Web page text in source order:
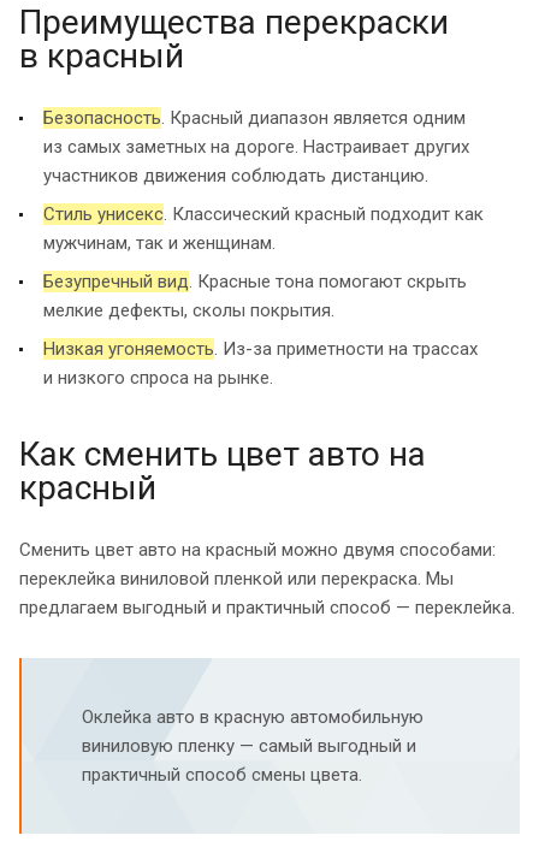
Преимущества перекраски
в красный
Безопасность. Красный диапазон является одним
из самых заметных на дороге. Настраивает других
участников движения соблюдать дистанцию.
Стиль унисекс. Классический красный подходит как
мужчинам, так и женщинам.
Безупречный вид. Красные тона помогают скрыть
мелкие дефекты, сколы покрытия.
Низкая угоняемость. Из-за приметности на трассах
и низкого спроса на рынке.
Как сменить цвет авто на
красный
Сменить цвет авто на красный можно двумя способами:
переклейка виниловой пленкой или перекраска. Мы
предлагаем выгодный и практичный способ — переклейка.
Оклейка авто в красную автомобильную
виниловую пленку — самый выгодный и
практичный способ смены цвета.